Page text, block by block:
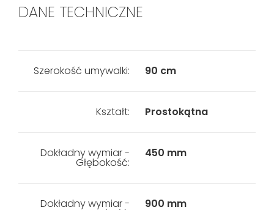
DANE TECHNICZNE
Szerokość umywalki: 90 cm
Kształt: Prostokątna
Dokładny wymiar -
Głębokość:
450 mm
Dokładny wymiar - 900 mm